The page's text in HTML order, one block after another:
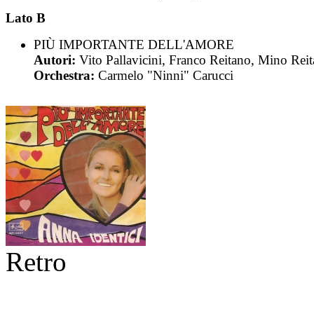
Lato B
PIÙ IMPORTANTE DELL'AMORE
Autori: Vito Pallavicini, Franco Reitano, Mino
Orchestra: Carmelo "Ninni" Carucci
Retro